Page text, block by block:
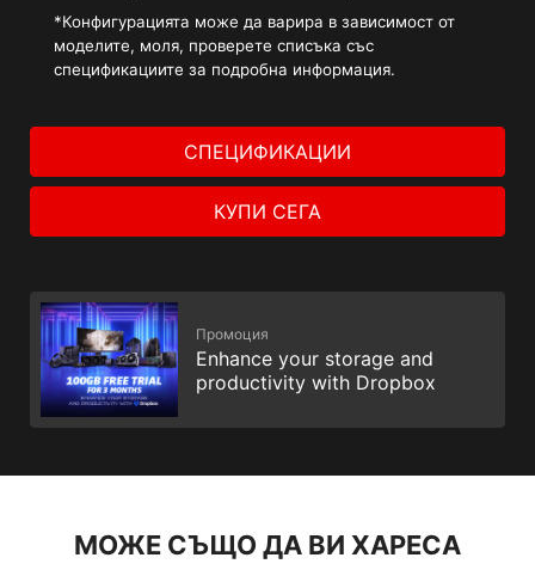
*Конфигурацията може да варира в зависимост от
моделите, моля, проверете списъка със
спецификациите за подробна информация.
СПЕЦИФИКАЦИИ
КУПИ СЕГА
Промоция
Enhance your storage and
productivity with Dropbox
МОЖЕ СЪЩО ДА ВИ ХАРЕСА